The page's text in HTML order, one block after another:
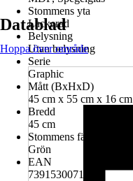
Stommens yta
Lackerad
Belysning
Utan belysning
Serie
Graphic
Mått (BxHxD)
45 cm x 55 cm x 16 cm
Bredd
45 cm
Stommens färg
Grön
EAN
7391530071220
Datablad
Hoppa över område